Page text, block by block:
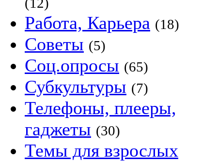
Работа, Карьера (18)
Советы (5)
Соц.опросы (65)
Субкультуры (7)
Телефоны, плееры,
гаджеты (30)
Темы для взрослых